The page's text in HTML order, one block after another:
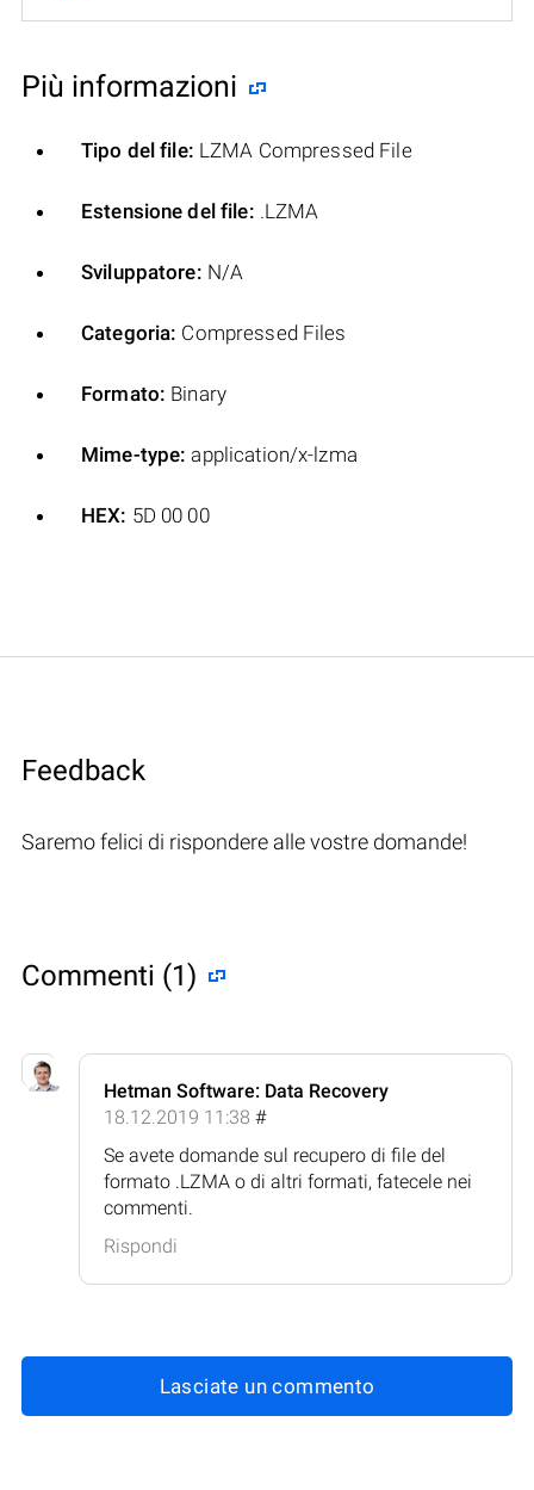
Più informazioni
Tipo del file: LZMA Compressed File
Estensione del file: .LZMA
Sviluppatore: N/A
Categoria: Compressed Files
Formato: Binary
Mime-type: application/x-lzma
HEX: 5D 00 00
Feedback
Saremo felici di rispondere alle vostre domande!
Commenti (1)
Hetman Software: Data Recovery
18.12.2019 11:38 #
Se avete domande sul recupero di file del
formato .LZMA o di altri formati, fatecele nei
commenti.
Rispondi
Lasciate un commento